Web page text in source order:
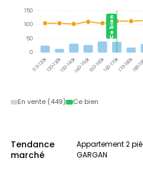
110-120k120-130k130-140k140-150k150-160k160-170k170-180k180-
Ce bien
150
100
50
0
En vente (449) Ce bien
Tendance
marché
Appartement 2
GARGAN